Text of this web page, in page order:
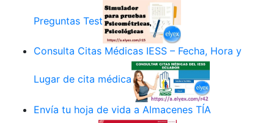
Preguntas Test
Consulta Citas Médicas IESS – Fecha, Hora y
Lugar de cita médica
Envía tu hoja de vida a Almacenes TÍA